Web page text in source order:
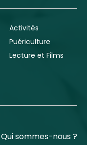
Activités
Puériculture
Lecture et Films
Qui sommes-nous ?